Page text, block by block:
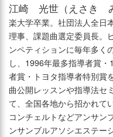
江崎 光世（えさき
楽大学卒業。社団法人全日
理事、課題曲選定委員長。
ンペティションに毎年多く
し、1996年最多指導者賞
者賞・トヨタ指導者特別賞
曲公開レッスンや指導法セ
て、全国各地から招かれて
コンチェルトなどアンサン
ンサンブルアソシエステー